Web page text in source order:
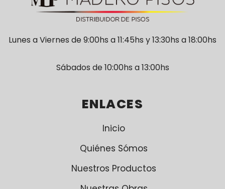
Lunes a Viernes de 9:00hs a 11:45hs y 13:30hs a 18:00hs
Sábados de 10:00hs a 13:00hs
ENLACES
Inicio
Quiénes Sómos
Nuestros Productos